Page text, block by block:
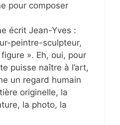
pour composer
écrit Jean-Yves :
peintre-sculpteur,
». Eh, oui, pour
puisse naître à l’art,
un regard humain
originelle, la
la photo, la